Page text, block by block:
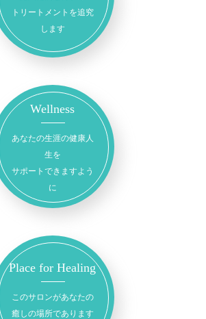
トリートメントを追究
します
Wellness
あなたの生涯の健康人
生を
サポートできますよう
に
Place for Healing
このサロンがあなたの
癒しの場所であります